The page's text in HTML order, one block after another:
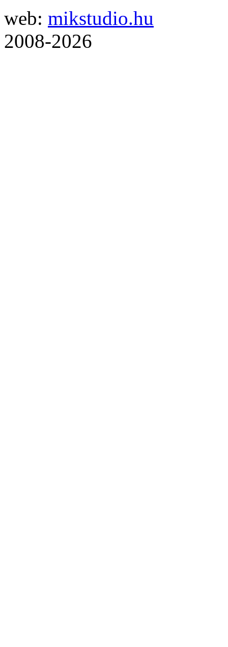
web: mikstudio.hu
2008-2026